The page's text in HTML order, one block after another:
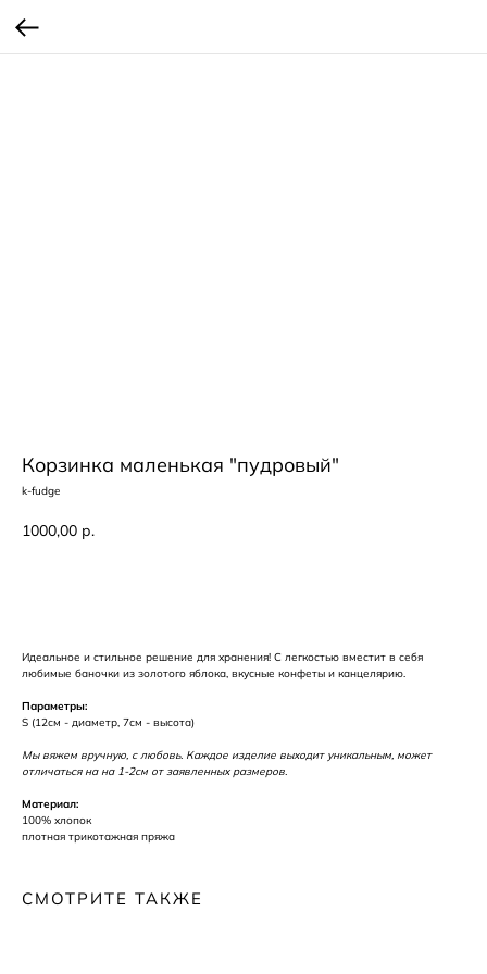
Корзинка маленькая "пудровый"
k-fudge
1000,00 р.
Идеальное и стильное решение для хранения! С легкостью вместит в себя
любимые баночки из золотого яблока, вкусные конфеты и канцелярию.
Параметры:
S (12см - диаметр, 7см - высота)
Мы вяжем вручную, с любовь. Каждое изделие выходит уникальным, может
отличаться на на 1-2см от заявленных размеров.
Материал:
100% хлопок
плотная трикотажная пряжа
СМОТРИТЕ ТАКЖЕ